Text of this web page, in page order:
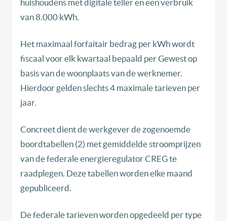
huishoudens met digitale teller en een verbruik
van 8.000 kWh.
Het maximaal forfaitair bedrag per kWh wordt
fiscaal voor elk kwartaal bepaald per Gewest op
basis van de woonplaats van de werknemer.
Hierdoor gelden slechts 4 maximale tarieven per
jaar.
Concreet dient de werkgever de zogenoemde
boordtabellen (2) met gemiddelde stroomprijzen
van de federale energieregulator CREG te
raadplegen. Deze tabellen worden elke maand
gepubliceerd.
De federale tarieven worden opgedeeld per type